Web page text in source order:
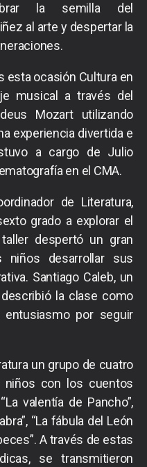
la semilla del
al arte y despertar la
esta ocasión Cultura en
musical a través del
Mozart utilizando
experiencia divertida e
a cargo de Julio
en el CMA.
de Literatura,
grado a explorar el
despertó un gran
niños desarrollar sus
Santiago Caleb, un
la clase como
por seguir
un grupo de cuatro
niños con los cuentos
valentía de Pancho”,
“La fábula del León
A través de estas
se transmitieron